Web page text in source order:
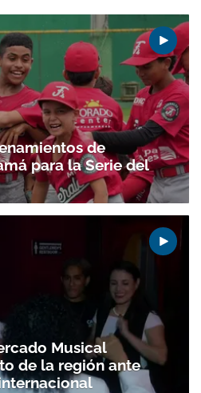
de
para la Serie del
Musical
de la región ante